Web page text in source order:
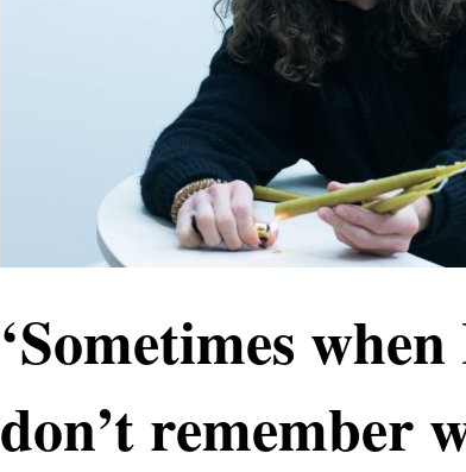
‘Sometimes
don’t remember